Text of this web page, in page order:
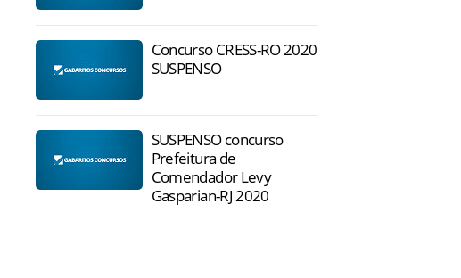
Concurso CRESS-RO 2020
SUSPENSO
SUSPENSO concurso
Prefeitura de
Comendador Levy
Gasparian-RJ 2020